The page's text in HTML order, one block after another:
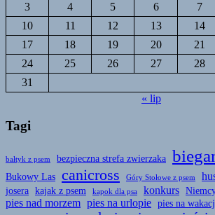
3
4 5 6 7
10
11 12 13 14
17
18 19 20 21
24
25 26 27 28
31
« lip
Tagi
bałtyk z psem bezpieczna strefa zwierzaka
Bukowy Las canicross Góry Stołowe z psem
josera kajak z psem kapok dla psa konkurs
pies nad morzem pies na urlopie pies na